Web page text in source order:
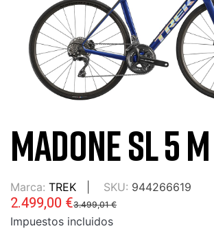
MADONE SL 5
Marca: TREK SKU: 944266619
3.499,01 €
2.499,00 €
Impuestos incluidos